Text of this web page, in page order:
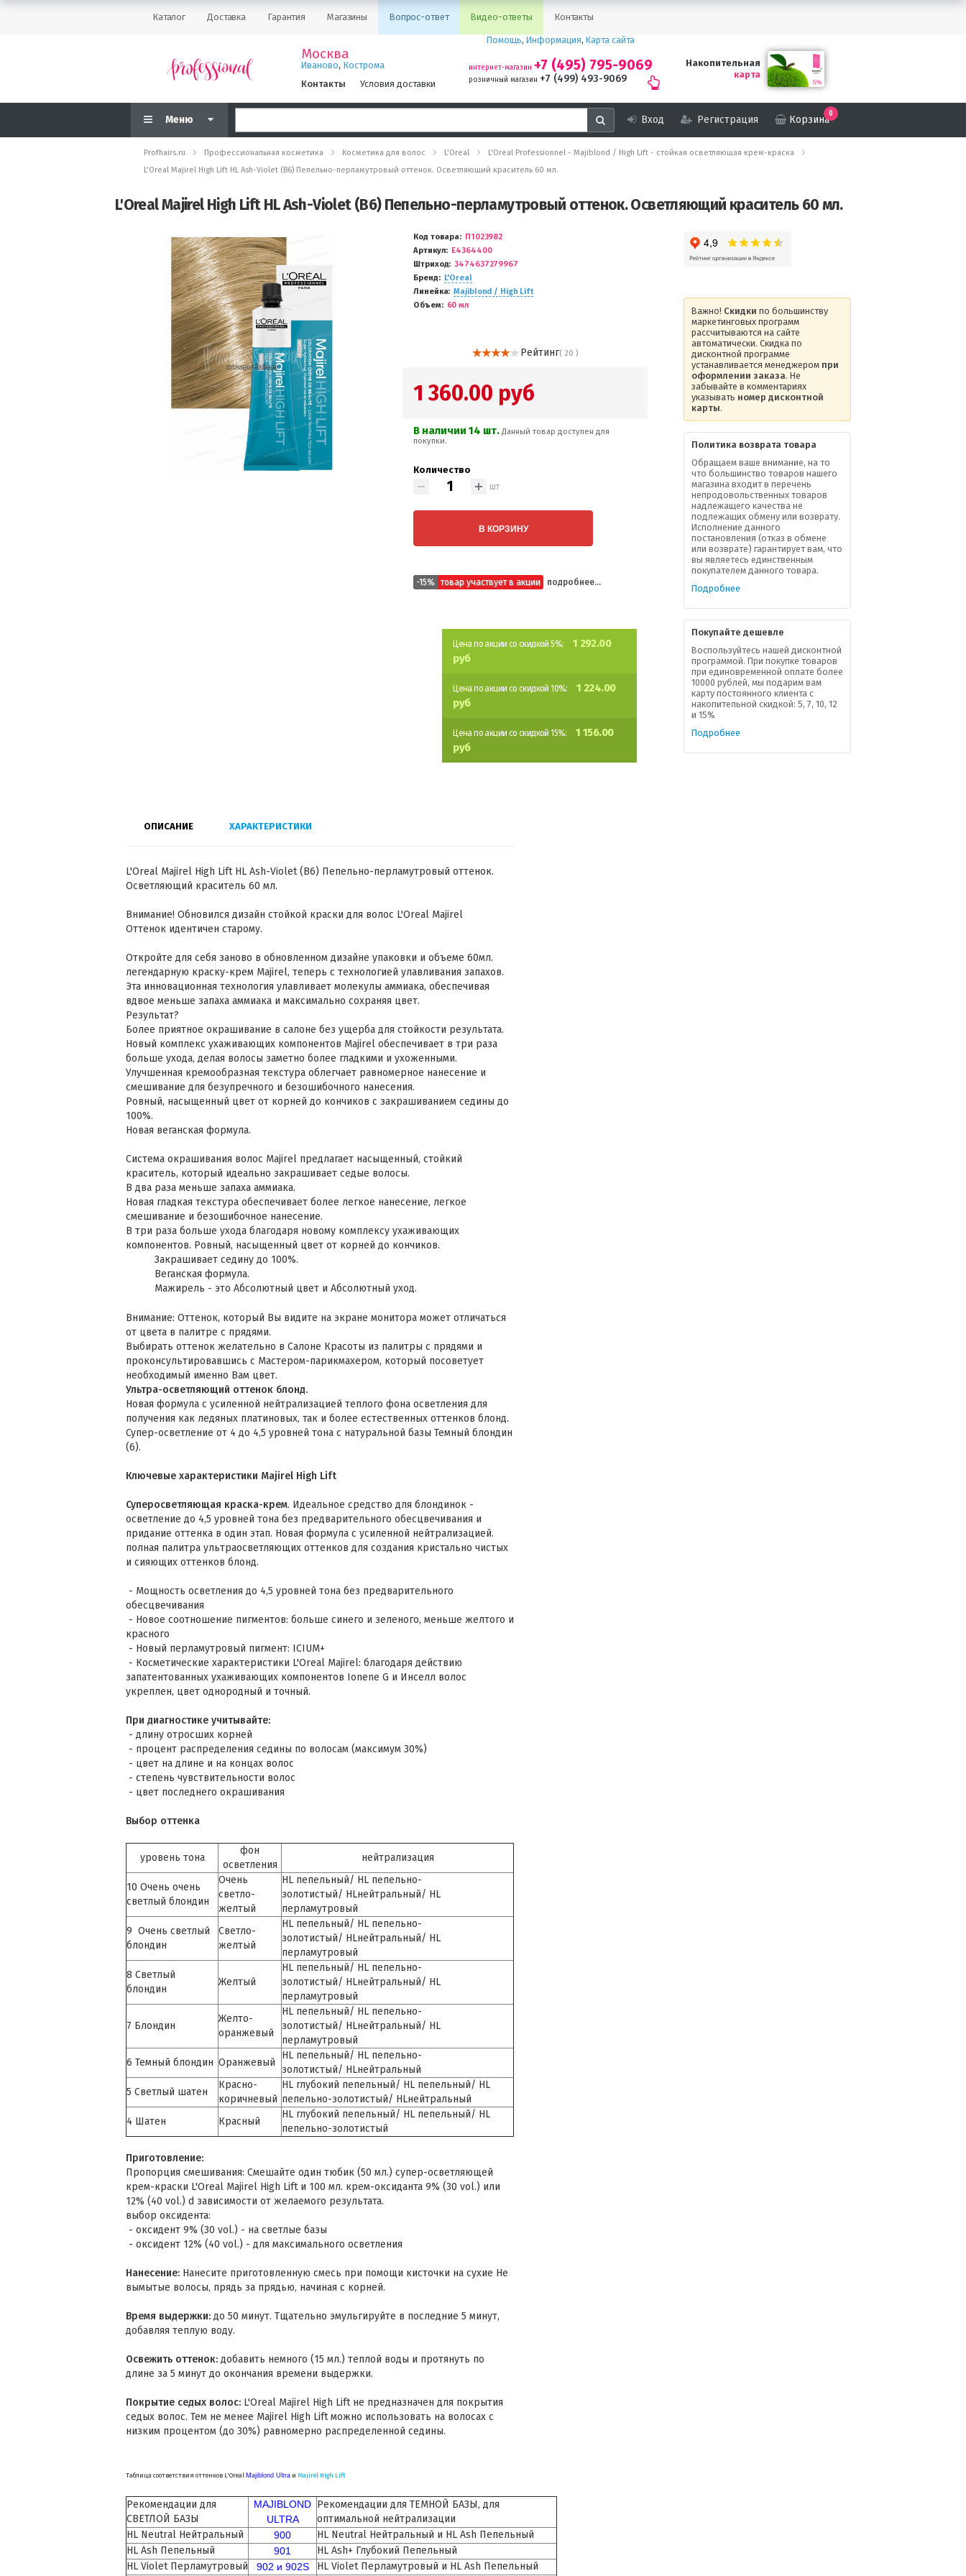
Каталог Доставка Гарантия Магазины Вопрос-ответ Видео-ответы Контакты
Москва
Иваново, Кострома
Контакты
Условия доставки
Помощь, Информация, Карта сайта
интернет-магазин +7 (495) 795-9069
розничный магазин +7 (499) 493-9069
Накопительная
карта
Меню Вход Регистрация Корзина
0
Profhairs.ru Профессиональная косметика Косметика для волос L'Oreal
L'Oreal Professionnel - Majiblond / High Lift - стойкая осветляющая крем-краска
L'Oreal Majirel High Lift HL Ash-Violet (B6) Пепельно-перламутровый оттенок. Осветляющий краситель 60 мл.
L'Oreal Majirel High Lift HL Ash-Violet (B6) Пепельно-перламутровый оттенок. Осветляющий краситель 60 мл.
Код товара
П1023982
Артикул
E4364400
Штриход
3474637279967
Бренд
L'Oreal
Линейка
Majiblond / High Lift
Объем
60 мл
Рейтинг( 20 )
1 360.00 руб
В наличии 14 шт.Данный товар доступен для
покупки.
Количество
шт
В КОРЗИНУ
-15% товар участвует в акции подробнее...
Цена по акции со скидкой 5%:
1 292.00
руб
Цена по акции со скидкой 10%:
1 224.00
руб
Цена по акции со скидкой 15%:
1 156.00
руб
ОПИСАНИЕ ХАРАКТЕРИСТИКИ
L'Oreal Majirel High Lift HL Ash-Violet (B6) Пепельно-перламутровый оттенок.
Осветляющий краситель 60 мл.
Внимание! Обновился дизайн стойкой краски для волос L'Oreal Majirel
Оттенок идентичен старому.
Откройте для себя заново в обновленном дизайне упаковки и объеме 60мл.
легендарную краску-крем Majirel, теперь с технологией улавливания запахов.
Эта инновационная технология улавливает молекулы аммиака, обеспечивая
вдвое меньше запаха аммиака и максимально сохраняя цвет.
Результат?
Более приятное окрашивание в салоне без ущерба для стойкости результата.
Новый комплекс ухаживающих компонентов Majirel обеспечивает в три раза
больше ухода, делая волосы заметно более гладкими и ухоженными.
Улучшенная кремообразная текстура облегчает равномерное нанесение и
смешивание для безупречного и безошибочного нанесения.
Ровный, насыщенный цвет от корней до кончиков с закрашиванием седины до
100%.
Новая веганская формула.
Система окрашивания волос Majirel предлагает насыщенный, стойкий
краситель, который идеально закрашивает седые волосы.
В два раза меньше запаха аммиака.
Новая гладкая текстура обеспечивает более легкое нанесение, легкое
смешивание и безошибочное нанесение.
В три раза больше ухода благодаря новому комплексу ухаживающих
компонентов. Ровный, насыщенный цвет от корней до кончиков.
Закрашивает седину до 100%.
Веганская формула.
Мажирель - это Абсолютный цвет и Абсолютный уход.
Внимание: Оттенок, который Вы видите на экране монитора может отличаться
от цвета в палитре с прядями.
Выбирать оттенок желательно в Салоне Красоты из палитры с прядями и
проконсультировавшись с Мастером-парикмахером, который посоветует
необходимый именно Вам цвет.
Ультра-осветляющий оттенок блонд.
Новая формула с усиленной нейтрализацией теплого фона осветления для
получения как ледяных платиновых, так и более естественных оттенков блонд.
Супер-осветление от 4 до 4,5 уровней тона с натуральной базы Темный блондин
(6).
Ключевые характеристики Majirel High Lift
Суперосветляющая краска-крем. Идеальное средство для блондинок -
осветление до 4,5 уровней тона без предварительного обесцвечивания и
придание оттенка в один этап. Новая формула с усиленной нейтрализацией.
полная палитра ультраосветляющих оттенков для создания кристально чистых
и сияющих оттенков блонд.
- Мощность осветления до 4,5 уровней тона без предварительного
обесцвечивания
- Новое соотношение пигментов: больше синего и зеленого, меньше желтого и
красного
- Новый перламутровый пигмент: ICIUM+
- Косметические характеристики L'Oreal Majirel: благодаря действию
запатентованных ухаживающих компонентов Ionene G и Инселл волос
укреплен, цвет однородный и точный.
При диагностике учитывайте:
- длину отросших корней
- процент распределения седины по волосам (максимум 30%)
- цвет на длине и на концах волос
- степень чувствительности волос
- цвет последнего окрашивания
Выбор оттенка
уровень тона
фон
осветления
нейтрализация
10 Очень очень
светлый блондин
Очень
светло-
желтый
HL пепельный/ HL пепельно-
золотистый/ HLнейтральный/ HL
перламутровый
9 Очень светлый
блондин
Светло-
желтый
HL пепельный/ HL пепельно-
золотистый/ HLнейтральный/ HL
перламутровый
8 Светлый
блондин
Желтый
HL пепельный/ HL пепельно-
золотистый/ HLнейтральный/ HL
перламутровый
7 Блондин
Желто-
оранжевый
HL пепельный/ HL пепельно-
золотистый/ HLнейтральный/ HL
перламутровый
6 Темный блондин Оранжевый
HL пепельный/ HL пепельно-
золотистый/ HLнейтральный
5 Светлый шатен
Красно-
коричневый
HL глубокий пепельный/ HL пепельный/ HL
пепельно-золотистый/ HLнейтральный
4 Шатен
Красный
HL глубокий пепельный/ HL пепельный/ HL
пепельно-золотистый
Приготовление:
Пропорция смешивания: Смешайте один тюбик (50 мл.) супер-осветляющей
крем-краски L'Oreal Majirel High Lift и 100 мл. крем-оксиданта 9% (30 vol.) или
12% (40 vol.) d зависимости от желаемого результата.
выбор оксидента:
- оксидент 9% (30 vol.) - на светлые базы
- оксидент 12% (40 vol.) - для максимального осветления
Нанесение: Нанесите приготовленную смесь при помощи кисточки на сухие Не
вымытые волосы, прядь за прядью, начиная с корней.
Время выдержки: до 50 минут. Тщательно эмульгируйте в последние 5 минут,
добавляя теплую воду.
Освежить оттенок: добавить немного (15 мл.) теплой воды и протянуть по
длине за 5 минут до окончания времени выдержки.
Покрытие седых волос: L'Oreal Majirel High Lift не предназначен для покрытия
седых волос. Тем не менее Majirel High Lift можно использовать на волосах с
низким процентом (до 30%) равномерно распределенной седины.
Таблица соответствия оттенков L'Oreal Majiblond Ultra и Majirel High Lift
Рекомендации для
СВЕТЛОЙ БАЗЫ
MAJIBLOND
ULTRA
Рекомендации для ТЕМНОЙ БАЗЫ, для
оптимальной нейтрализации
HL Neutral Нейтральный
900
HL Neutral Нейтральный и HL Ash Пепельный
HL Ash Пепельный
901
HL Ash+ Глубокий Пепельный
HL Violet Перламутровый
902 и 902S HL Violet Перламутровый и HL Ash Пепельный
Важно! Скидки по большинству
маркетинговых программ
рассчитываются на сайте
автоматически. Скидка по
дисконтной программе
устанавливается менеджером при
оформлении заказа. Не
забывайте в комментариях
указывать номер дисконтной
карты.
Политика возврата товара
Обращаем ваше внимание, на то
что большинство товаров нашего
магазина входит в перечень
непродовольственных товаров
надлежащего качества не
подлежащих обмену или возврату.
Исполнение данного
постановления (отказ в обмене
или возврате) гарантирует вам, что
вы являетесь единственным
покупателем данного товара.
Подробнее
Покупайте дешевле
Воспользуйтесь нашей дисконтной
программой. При покупке товаров
при единовременной оплате более
10000 рублей, мы подарим вам
карту постоянного клиента с
накопительной скидкой: 5, 7, 10, 12
и 15%
Подробнее